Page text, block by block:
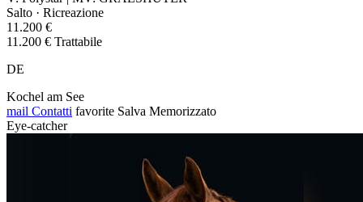
Salto · Ricreazione
11.200 €
11.200 € Trattabile
DE
Kochel am See
mail Contatti favorite Salva Memorizzato
Eye-catcher